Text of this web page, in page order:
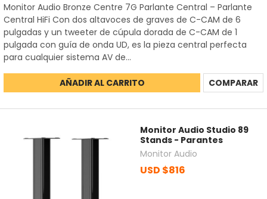
Monitor Audio Bronze Centre 7G Parlante Central – Parlante
Central HiFi Con dos altavoces de graves de C-CAM de 6
pulgadas y un tweeter de cúpula dorada de C-CAM de 1
pulgada con guía de onda UD, es la pieza central perfecta
para cualquier sistema AV de...
AÑADIR AL CARRITO COMPARAR
Monitor Audio Studio 89
Stands - Parantes
Monitor Audio
USD $816